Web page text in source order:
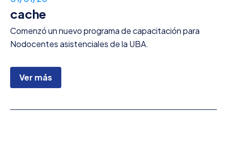
cache
Comenzó un nuevo programa de capacitación para
Nodocentes asistenciales de la UBA.
Ver más